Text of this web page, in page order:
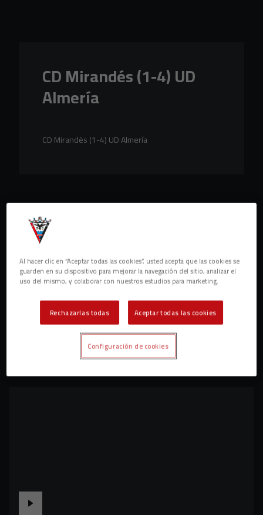
CD Mirandés (1-4) UD
Almería
CD Mirandés (1-4) UD Almería
Al hacer clic en “Aceptar todas las cookies”, usted acepta que las cookies se
guarden en su dispositivo para mejorar la navegación del sitio, analizar el
uso del mismo, y colaborar con nuestros estudios para marketing.
Rechazarlas todas Aceptar todas las cookies
Configuración de cookies